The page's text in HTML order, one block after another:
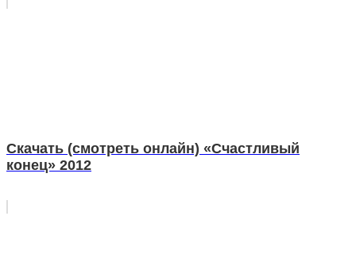
Скачать (смотреть онлайн) «Счастливый
конец» 2012